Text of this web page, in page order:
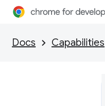
Docs Capabilities